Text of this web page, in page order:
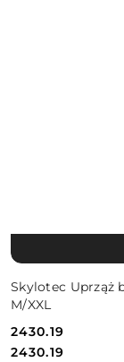
Skylotec Uprząż
M/XXL
Cena:
2430.19
Cena:
2430.19